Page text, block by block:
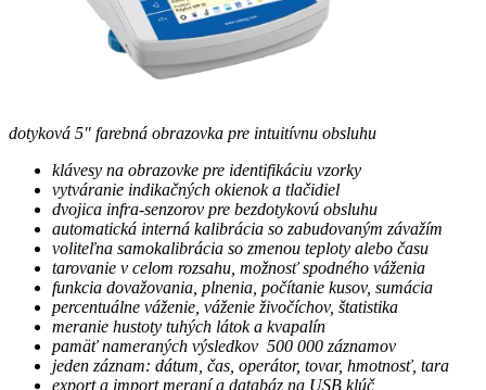
dotyková 5" farebná obrazovka pre intuitívnu obsluhu
klávesy na obrazovke pre identifikáciu vzorky
vytváranie indikačných okienok a tlačidiel
dvojica infra-senzorov pre bezdotykovú obsluhu
automatická interná kalibrácia so zabudovaným závažím
voliteľna samokalibrácia so zmenou teploty alebo času
tarovanie v celom rozsahu, možnosť spodného váženia
funkcia dovažovania, plnenia, počítanie kusov, sumácia
percentuálne váženie, váženie živočíchov, štatistika
meranie hustoty tuhých látok a kvapalín
pamäť nameraných výsledkov 500 000 záznamov
jeden záznam: dátum, čas, operátor, tovar, hmotnosť, tara
export a import meraní a databáz na USB klúč